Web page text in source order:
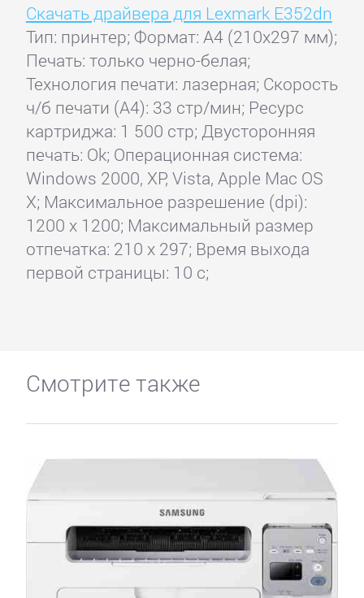
Скачать драйвера для Lexmark E352dn
Тип: принтер; Формат: A4 (210x297 мм);
Печать: только черно-белая;
Технология печати: лазерная; Скорость
ч/б печати (А4): 33 стр/мин; Ресурс
картриджа: 1 500 стр; Двусторонняя
печать: Ok; Операционная система:
Windows 2000, XP, Vista, Apple Mac OS
X; Максимальное разрешение (dpi):
1200 x 1200; Максимальный размер
отпечатка: 210 x 297; Время выхода
первой страницы: 10 с;
Смотрите также